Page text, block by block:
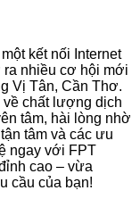
kết nối Internet
ra nhiều cơ hội mới
Vị Tân, Cần Thơ.
về chất lượng dịch
tâm, hài lòng nhờ
tâm và các ưu
ngay với FPT
cao – vừa
cầu của bạn!